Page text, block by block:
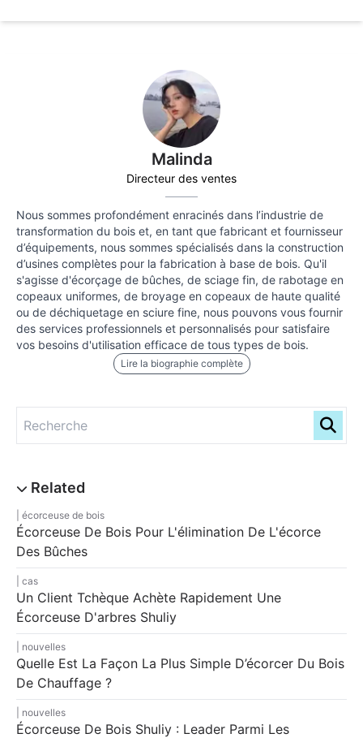
Malinda
Directeur des ventes
Nous sommes profondément enracinés dans l’industrie de
transformation du bois et, en tant que fabricant et fournisseur
d’équipements, nous sommes spécialisés dans la construction
d’usines complètes pour la fabrication à base de bois. Qu'il
s'agisse d'écorçage de bûches, de sciage fin, de rabotage en
copeaux uniformes, de broyage en copeaux de haute qualité
ou de déchiquetage en sciure fine, nous pouvons vous fournir
des services professionnels et personnalisés pour satisfaire
vos besoins d'utilisation efficace de tous types de bois.
Lire la biographie complète
écorceuse de bois
Écorceuse De Bois Pour L'élimination De L'écorce
Des Bûches
cas
Un Client Tchèque Achète Rapidement Une
Écorceuse D'arbres Shuliy
nouvelles
Quelle Est La Façon La Plus Simple D’écorcer Du Bois
De Chauffage ?
nouvelles
Écorceuse De Bois Shuliy : Leader Parmi Les